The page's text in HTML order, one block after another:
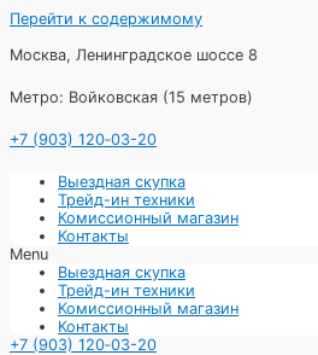
Перейти к содержимому
Москва, Ленинградское шоссе 8
Метро: Войковская (15 метров)
+7 (903) 120‑03-20
Выездная скупка
Трейд-ин техники
Комиссионный магазин
Контакты
Menu
Выездная скупка
Трейд-ин техники
Комиссионный магазин
Контакты
+7 (903) 120‑03-20